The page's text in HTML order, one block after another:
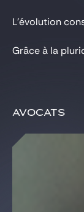
L’évolution
Grâce à la
Avocats